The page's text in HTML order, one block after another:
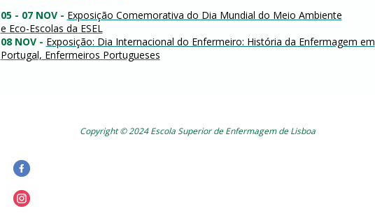
05 - 07 NOV - Exposição Comemorativa do Dia Mundial do Meio Ambiente
e Eco-Escolas da ESEL
08 NOV - Exposição: Dia Internacional do Enfermeiro: História da Enfermagem em
Portugal, Enfermeiros Portugueses
Copyright © 2024 Escola Superior de Enfermagem de Lisboa